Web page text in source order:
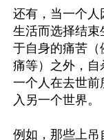
还有，当一个人
生活而选择结
于自身的痛苦
痛等）之外，自
一个人在去世
入另一个世界。
例如，那些上